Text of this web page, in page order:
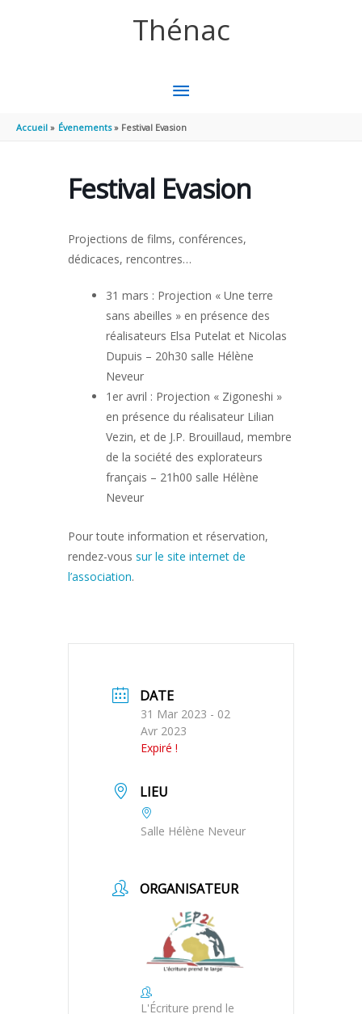
Thénac
MENU
PRINCIPAL
Accueil Évenements Festival Evasion
Festival Evasion
Projections de films, conférences,
dédicaces, rencontres…
31 mars : Projection « Une terre
sans abeilles » en présence des
réalisateurs Elsa Putelat et Nicolas
Dupuis – 20h30 salle Hélène
Neveur
1er avril : Projection « Zigoneshi »
en présence du réalisateur Lilian
Vezin, et de J.P. Brouillaud, membre
de la société des explorateurs
français – 21h00 salle Hélène
Neveur
Pour toute information et réservation,
rendez-vous sur le site internet de
l’association.
DATE
31 Mar 2023 - 02
Avr 2023
Expiré !
LIEU
Salle Hélène Neveur
ORGANISATEUR
L'Écriture prend le